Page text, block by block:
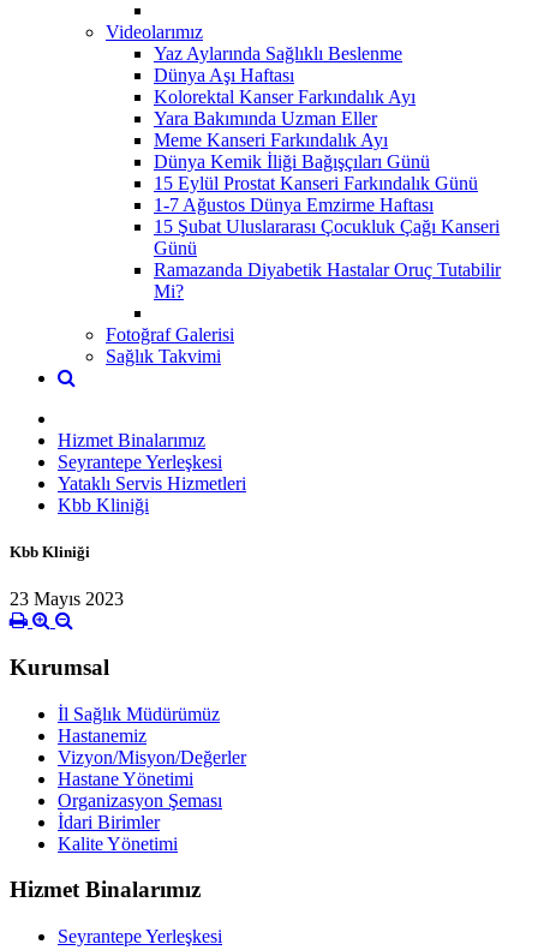
Videolarımız
Yaz Aylarında Sağlıklı Beslenme
Dünya Aşı Haftası
Kolorektal Kanser Farkındalık Ayı
Yara Bakımında Uzman Eller
Meme Kanseri Farkındalık Ayı
Dünya Kemik İliği Bağışçıları Günü
15 Eylül Prostat Kanseri Farkındalık Günü
1-7 Ağustos Dünya Emzirme Haftası
15 Şubat Uluslararası Çocukluk Çağı Kanseri
Günü
Ramazanda Diyabetik Hastalar Oruç Tutabilir
Mi?
Fotoğraf Galerisi
Sağlık Takvimi
Hizmet Binalarımız
Seyrantepe Yerleşkesi
Yataklı Servis Hizmetleri
Kbb Kliniği
Kbb Kliniği
23 Mayıs 2023
Kurumsal
İl Sağlık Müdürümüz
Hastanemiz
Vizyon/Misyon/Değerler
Hastane Yönetimi
Organizasyon Şeması
İdari Birimler
Kalite Yönetimi
Hizmet Binalarımız
Seyrantepe Yerleşkesi